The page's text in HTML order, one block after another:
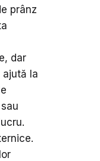
prânz
dar
la